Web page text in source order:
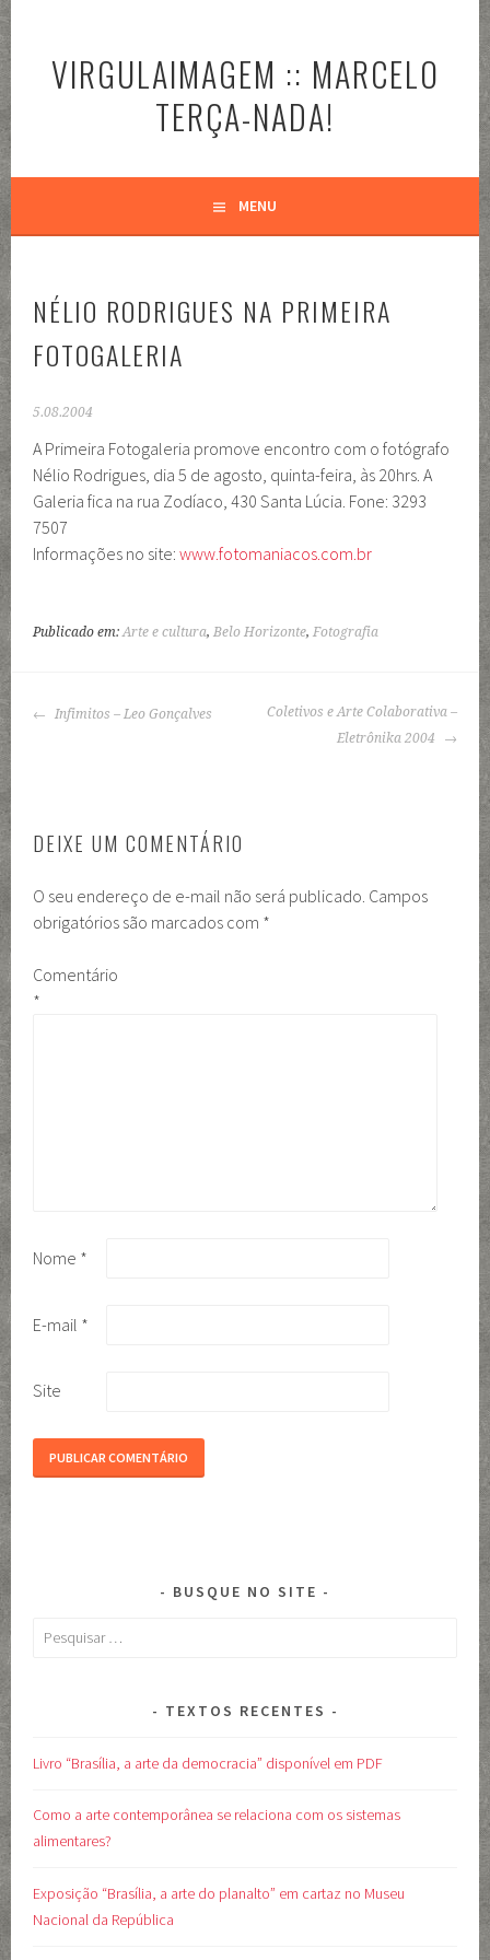
o
conteúdoVIRGULAIMAGEM :: MARCELO
TERÇA-NADA!
MENU
NÉLIO RODRIGUES NA PRIMEIRA
FOTOGALERIA
5.08.2004
A Primeira Fotogaleria promove encontro com o fotógrafo
Nélio Rodrigues, dia 5 de agosto, quinta-feira, às 20hrs. A
Galeria fica na rua Zodíaco, 430 Santa Lúcia. Fone: 3293
7507
Informações no site:www.fotomaniacos.com.br
Publicado em:Arte e cultura,Belo Horizonte,Fotografia
NAVEGAÇÃO
Infimitos – Leo Gonçalves
Coletivos e Arte Colaborativa –
Eletrônika 2004
DEIXE UM COMENTÁRIO
O seu endereço de e-mail não será publicado. Campos
obrigatórios são marcados com *
Comentário
*
Nome *
E-mail *
Site
BUSQUE NO SITE
Pesquisar
TEXTOS RECENTES
Livro “Brasília, a arte da democracia” disponível em PDF
Como a arte contemporânea se relaciona com os sistemas
alimentares?
Exposição “Brasília, a arte do planalto” em cartaz no Museu
Nacional da República